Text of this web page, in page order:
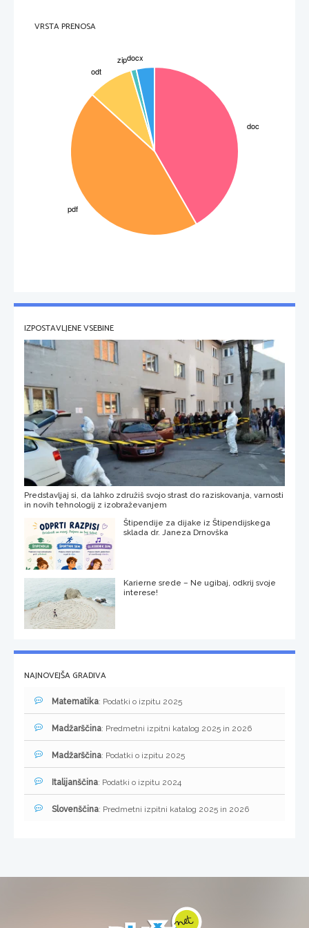
VRSTA PRENOSA
IZPOSTAVLJENE VSEBINE
Predstavljaj si, da lahko združiš svojo strast do raziskovanja, varnosti
in novih tehnologij z izobraževanjem
Štipendije za dijake iz Štipendijskega
sklada dr. Janeza Drnovška
Karierne srede – Ne ugibaj, odkrij svoje
interese!
NAJNOVEJŠA GRADIVA
Matematika: Podatki o izpitu 2025
Madžarščina: Predmetni izpitni katalog 2025 in 2026
Madžarščina: Podatki o izpitu 2025
Italijanščina: Podatki o izpitu 2024
Slovenščina: Predmetni izpitni katalog 2025 in 2026